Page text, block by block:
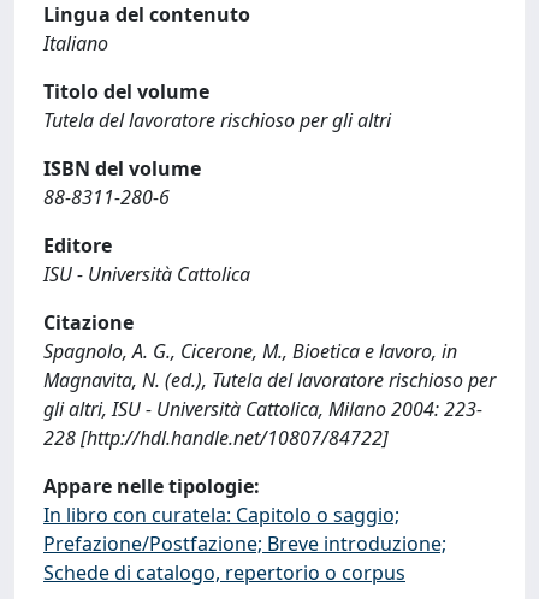
Lingua del contenuto
Italiano
Titolo del volume
Tutela del lavoratore rischioso per gli altri
ISBN del volume
88-8311-280-6
Editore
ISU - Università Cattolica
Citazione
Spagnolo, A. G., Cicerone, M., Bioetica e lavoro, in
Magnavita, N. (ed.), Tutela del lavoratore rischioso per
gli altri, ISU - Università Cattolica, Milano 2004: 223-
228 [http://hdl.handle.net/10807/84722]
Appare nelle tipologie:
In libro con curatela: Capitolo o saggio;
Prefazione/Postfazione; Breve introduzione;
Schede di catalogo, repertorio o corpus